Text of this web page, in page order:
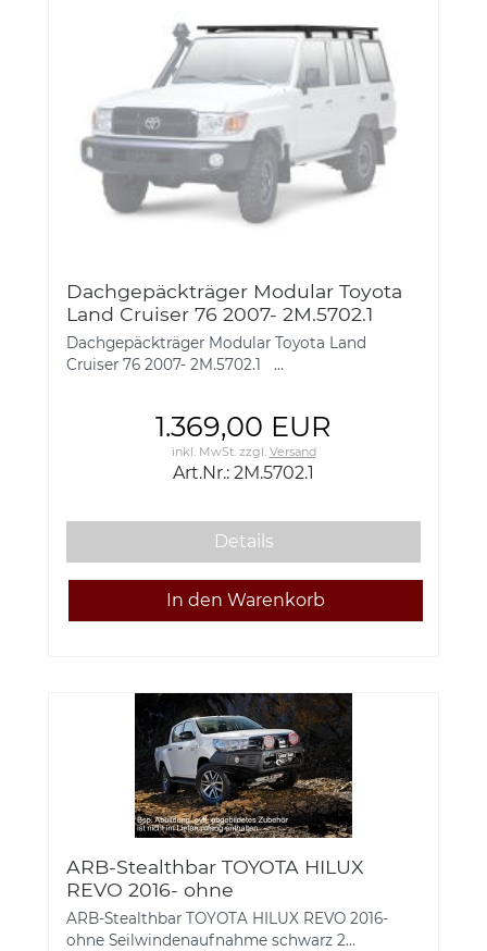
Dachgepäckträger Modular Toyota
Land Cruiser 76 2007- 2M.5702.1
Dachgepäckträger Modular Toyota Land
Cruiser 76 2007- 2M.5702.1 ...
1.369,00 EUR
inkl. MwSt.zzgl. Versand
Art.Nr.: 2M.5702.1
Details
ARB-Stealthbar TOYOTA HILUX
REVO 2016- ohne
Seilwindenaufnahme schwarz 2-
SA190BL190
ARB-Stealthbar TOYOTA HILUX REVO 2016-
ohne Seilwindenaufnahme schwarz 2...